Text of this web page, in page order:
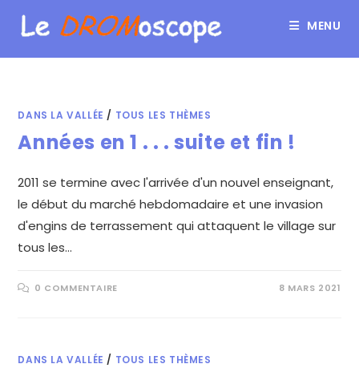
MENU
DANS LA VALLÉE / TOUS LES THÈMES
Années en 1 . . . suite et fin !
2011 se termine avec l'arrivée d'un nouvel enseignant,
le début du marché hebdomadaire et une invasion
d'engins de terrassement qui attaquent le village sur
tous les…
0 COMMENTAIRE 8 MARS 2021
DANS LA VALLÉE / TOUS LES THÈMES